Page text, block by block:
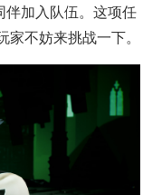
伴加入队伍。这项任
不妨来挑战一下。